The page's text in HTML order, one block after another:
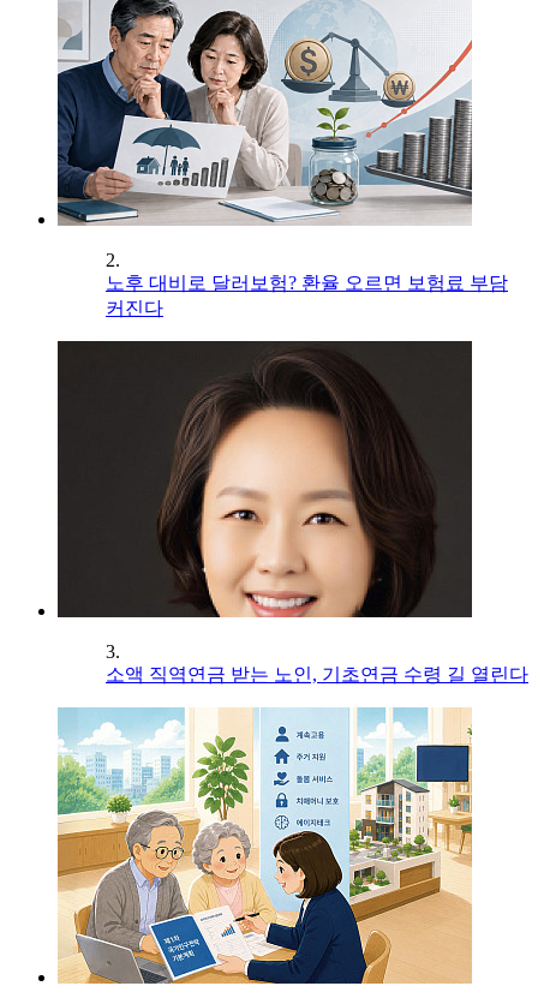
2.
노후 대비로 달러보험? 환율 오르면 보험료 부담
커진다
3.
소액 직역연금 받는 노인, 기초연금 수령 길 열린다